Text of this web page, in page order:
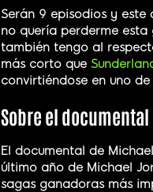
Serán 9 episodios y
no quería perderme
también tengo al
más corto que
convirtiéndose en uno de
Sobre el
El documental de
último año de Michael
sagas ganadoras más